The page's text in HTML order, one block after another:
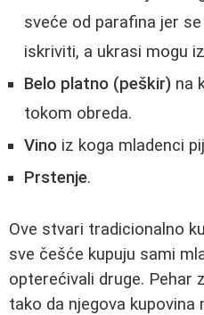
sveće od parafina jer
iskriviti, a ukrasi mogu
Belo platno (peškir) na
tokom obreda.
Vino iz koga mladenci
Prstenje.
Ove stvari tradicionalno
sve češće kupuju sami
opterećivali druge. Pehar
tako da njegova kupovina